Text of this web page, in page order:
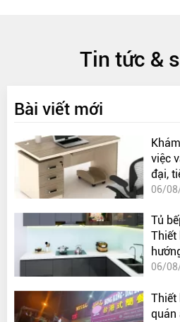
Tin tức &
Bài viết mới
việc
đại,
06/
Tủ
Thiết
06/
Thiết
quán